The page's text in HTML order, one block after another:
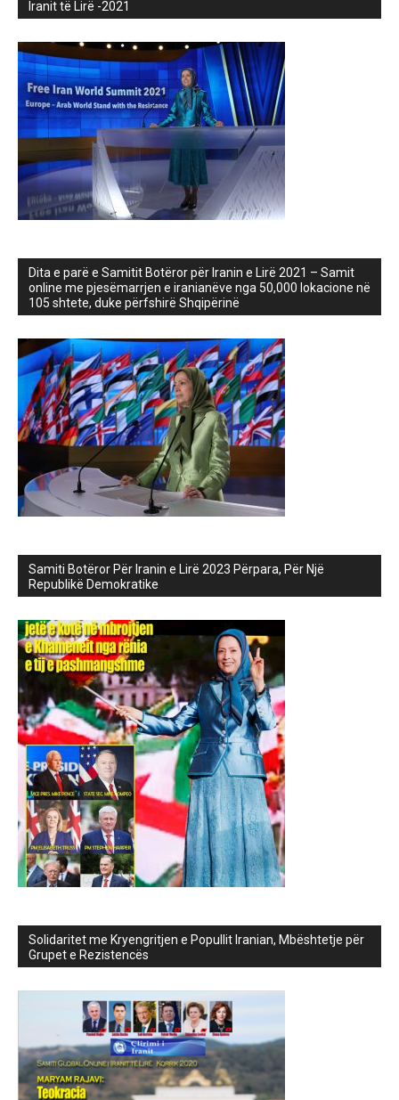
Iranit të Lirë -2021
Dita e parë e Samitit Botëror për Iranin e Lirë 2021 – Samit
online me pjesëmarrjen e iranianëve nga 50,000 lokacione në
105 shtete, duke përfshirë Shqipërinë
Samiti Botëror Për Iranin e Lirë 2023 Përpara, Për Një
Republikë Demokratike
Solidaritet me Kryengritjen e Popullit Iranian, Mbështetje për
Grupet e Rezistencës